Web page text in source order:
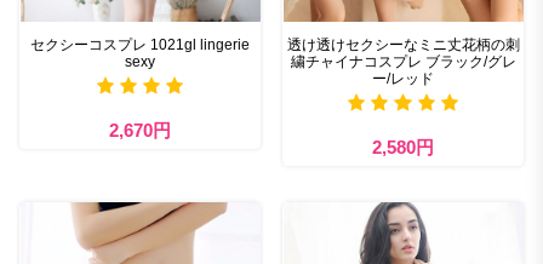
セクシーコスプレ 1021gl lingerie
sexy
2,670円
透け透けセクシーなミニ丈花柄の刺
繍チャイナコスプレ ブラック/グレ
ー/レッド
2,580円